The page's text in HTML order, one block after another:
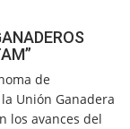
de
Unión Ganadera
los avances del